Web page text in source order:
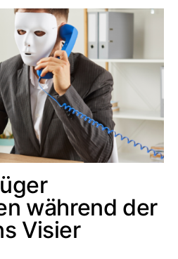
während der
Visier